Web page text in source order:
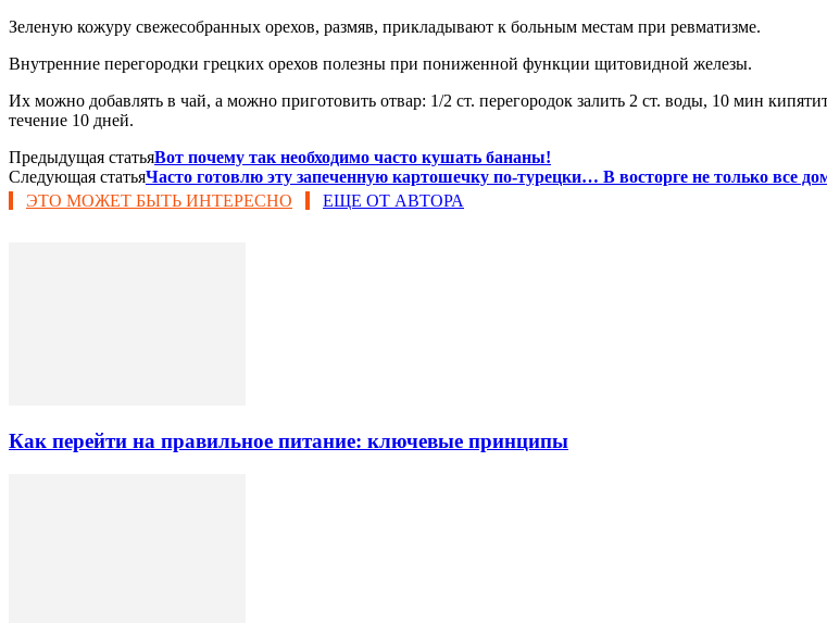
Зеленую кожуру свежесобранных орехов, размяв, прикладывают к больным местам при ревматизме.
Внутренние перегородки грецких орехов полезны при пониженной функции щитовидной железы.
Их можно добавлять в чай, а можно приготовить отвар: 1/2 ст. перегородок залить 2 ст. воды, 10 мин
течение 10 дней.
Предыдущая статьяВот почему так необходимо часто кушать бананы!
Следующая статьяЧасто готовлю эту запеченную картошечку по-турецки… В восторге не только все
ЭТО МОЖЕТ БЫТЬ ИНТЕРЕСНО
ЕЩЕ ОТ АВТОРА
Как перейти на правильное питание: ключевые принципы